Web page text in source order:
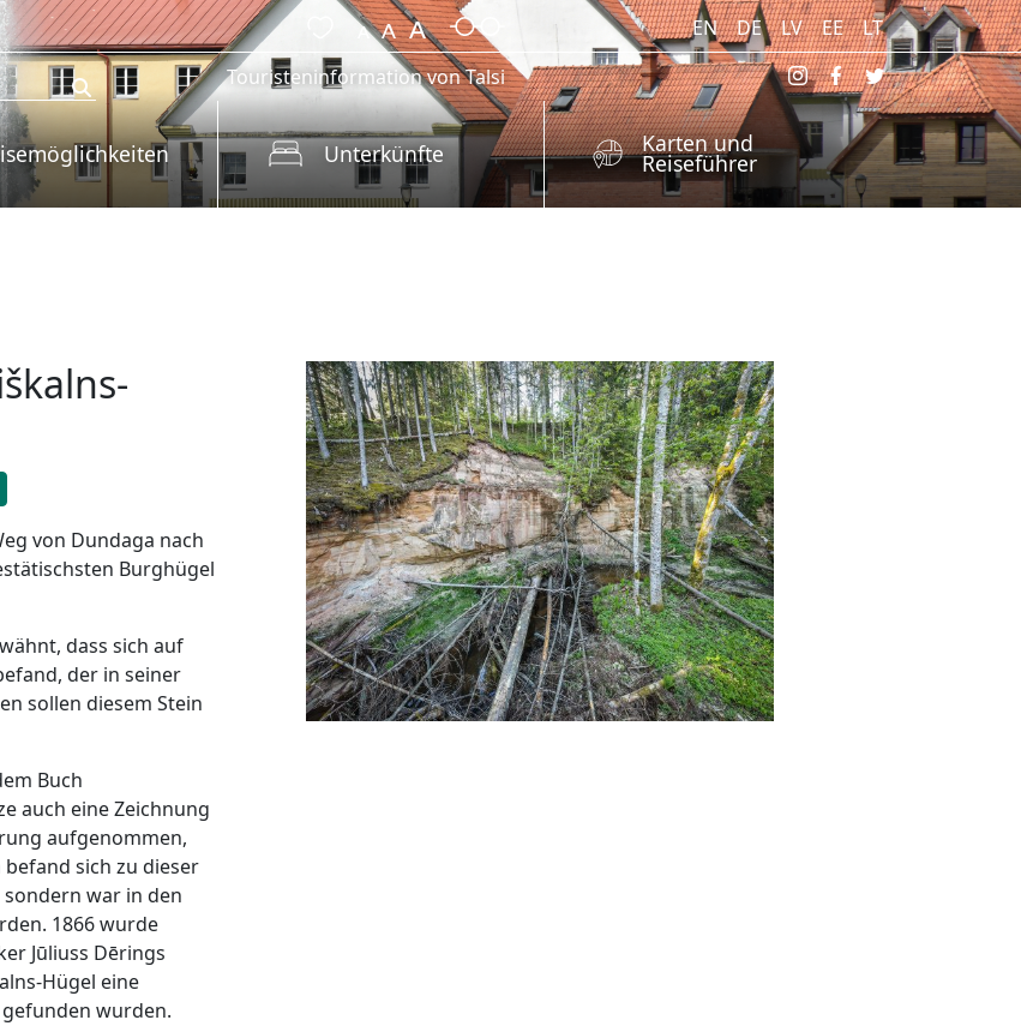
EN DE LV EE
LT
Touristeninformation von Talsi
Unterkünfte Karten und
Reiseführer
von Dundaga nach
Burghügel
dass sich auf
der in seiner
sollen diesem Stein
Buch
auch eine Zeichnung
aufgenommen,
befand sich zu dieser
war in den
1866 wurde
Jūliuss Dērings
Hügel eine
wurden.